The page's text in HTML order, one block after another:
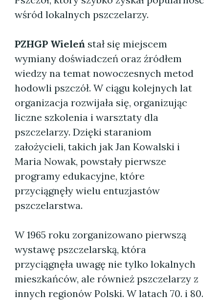
wśród lokalnych pszczelarzy.
PZHGP Wieleń stał się miejscem
wymiany doświadczeń oraz źródłem
wiedzy na temat nowoczesnych metod
hodowli pszczół. W ciągu kolejnych lat
organizacja rozwijała się, organizując
liczne szkolenia i warsztaty dla
pszczelarzy. Dzięki staraniom
założycieli, takich jak Jan Kowalski i
Maria Nowak, powstały pierwsze
programy edukacyjne, które
przyciągnęły wielu entuzjastów
pszczelarstwa.
W 1965 roku zorganizowano pierwszą
wystawę pszczelarską, która
przyciągnęła uwagę nie tylko lokalnych
mieszkańców, ale również pszczelarzy z
innych regionów Polski. W latach 70. i 80.